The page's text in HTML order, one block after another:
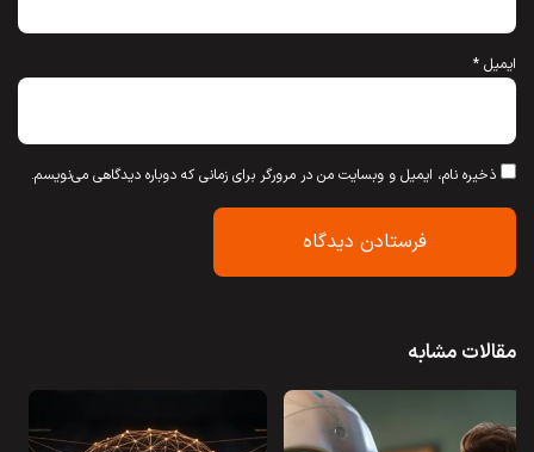
ایمیل *
ذخیره نام، ایمیل و وبسایت من در مرورگر برای زمانی که دوباره دیدگاهی می‌نویسم.
مقالات مشابه